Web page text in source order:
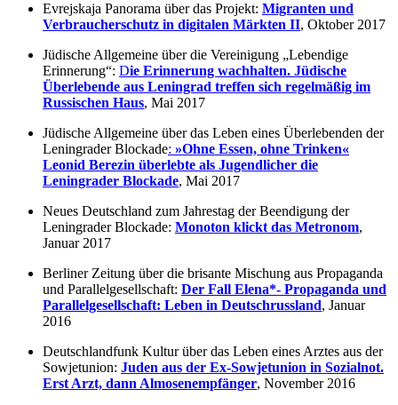
Evrejskaja Panorama über das Projekt: Migranten und
Verbraucherschutz in digitalen Märkten II, Oktober 2017
Jüdische Allgemeine über die Vereinigung „Lebendige
Erinnerung“: Die Erinnerung wachhalten. Jüdische
Überlebende aus Leningrad treffen sich regelmäßig im
Russischen Haus, Mai 2017
Jüdische Allgemeine über das Leben eines Überlebenden der
Leningrader Blockade: »Ohne Essen, ohne Trinken«
Leonid Berezin überlebte als Jugendlicher die
Leningrader Blockade, Mai 2017
Neues Deutschland zum Jahrestag der Beendigung der
Leningrader Blockade: Monoton klickt das Metronom,
Januar 2017
Berliner Zeitung über die brisante Mischung aus Propaganda
und Parallelgesellschaft: Der Fall Elena*- Propaganda und
Parallelgesellschaft: Leben in Deutschrussland, Januar
2016
Deutschlandfunk Kultur über das Leben eines Arztes aus der
Sowjetunion: Juden aus der Ex-Sowjetunion in Sozialnot.
Erst Arzt, dann Almosenempfänger, November 2016